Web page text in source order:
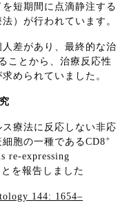
短期間に点滴静注する
）が行われています。
差があり、最終的な治
ことから、治療反応性
められていました。
療法に反応しない非応
胞の一種であるCD8+
re-expressing
を報告しました
144: 1654–